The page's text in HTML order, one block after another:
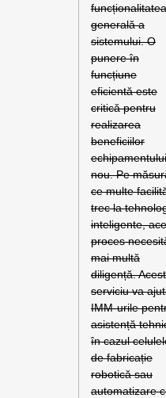
funcționalitatea
generală a
sistemului. O
punere în
funcțiune
eficientă este
critică pentru
realizarea
beneficiilor
echipamentului
nou. Pe
ce multe
trec la
inteligente,
proces
mai multă
diligență. Acest
serviciu va
IMM-urile
asistență
în cazul
de fabricație
robotică sau
automatizare